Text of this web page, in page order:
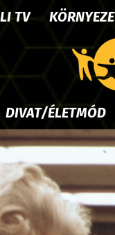
TV
DIVAT/ÉLETMÓD